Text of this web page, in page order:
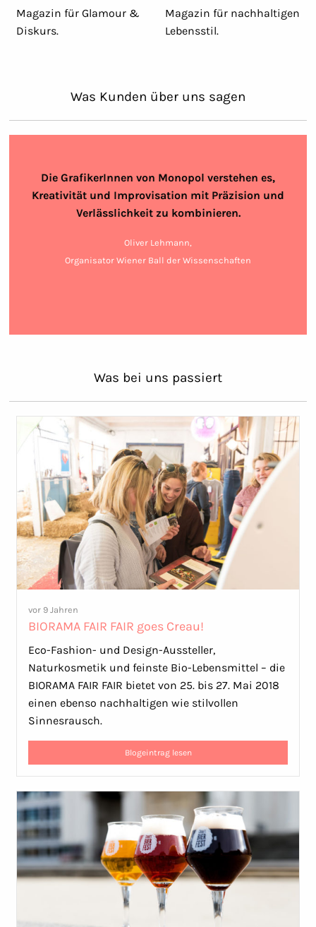
Magazin für Glamour &
Diskurs.
Magazin für nachhaltigen
Lebensstil.
Was Kunden über uns sagen
Die GrafikerInnen von Monopol verstehen es,
Kreativität und Improvisation mit Präzision und
Verlässlichkeit zu kombinieren.
Oliver Lehmann,
Organisator Wiener Ball der Wissenschaften
Was bei uns passiert
vor 9 Jahren
BIORAMA FAIR FAIR goes Creau!
Eco-Fashion- und Design-Aussteller,
Naturkosmetik und feinste Bio-Lebensmittel – die
BIORAMA FAIR FAIR bietet von 25. bis 27. Mai 2018
einen ebenso nachhaltigen wie stilvollen
Sinnesrausch.
Blogeintrag lesen